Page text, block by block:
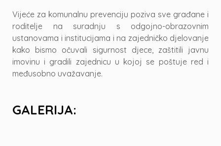
Vijeće za komunalnu prevenciju poziva sve građane i
roditelje na suradnju s odgojno-obrazovnim
ustanovama i institucijama i na zajedničko djelovanje
kako bismo očuvali sigurnost djece, zaštitili javnu
imovinu i gradili zajednicu u kojoj se poštuje red i
međusobno uvažavanje.
GALERIJA: